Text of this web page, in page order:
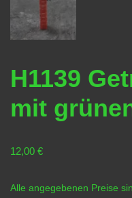
H1139
mit
12,00 €
Alle angegebenen Preise